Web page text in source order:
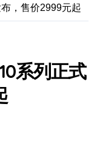
，售价2999元起
系列正式